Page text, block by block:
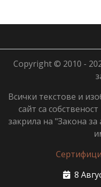
Copyright © 2010 -
Всички текстове и
сайт са
закрила на "Закона
8